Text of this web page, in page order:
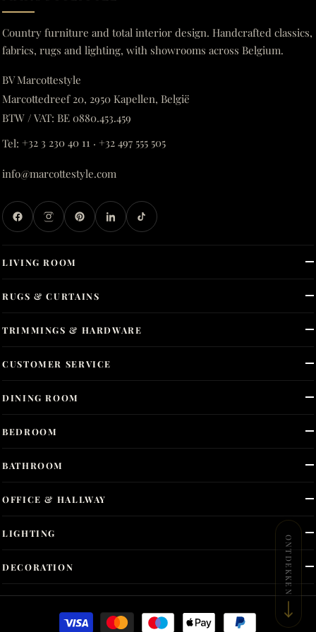
Country furniture and total interior design. Handcrafted classics,
fabrics, rugs and lighting, with showrooms across Belgium.
BV Marcottestyle
Marcottedreef 20, 2950 Kapellen, België
BTW / VAT: BE 0880.453.459
Tel: +32 3 230 40 11 · +32 497 555 505
info@marcottestyle.com
LIVING ROOM
DINING ROOM
BEDROOM
BATHROOM
OFFICE & HALLWAY
LIGHTING
DECORATION
RUGS & CURTAINS
TRIMMINGS & HARDWARE
CUSTOMER SERVICE
ONTDEKKEN